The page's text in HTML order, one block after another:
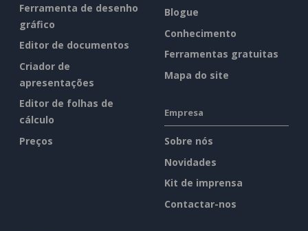
Ferramenta de desenho
gráfico
Editor de documentos
Criador de
apresentações
Editor de folhas de
cálculo
Preços
Blogue
Conhecimento
Ferramentas gratuitas
Mapa do site
Empresa
Sobre nós
Novidades
Kit de imprensa
Contactar-nos